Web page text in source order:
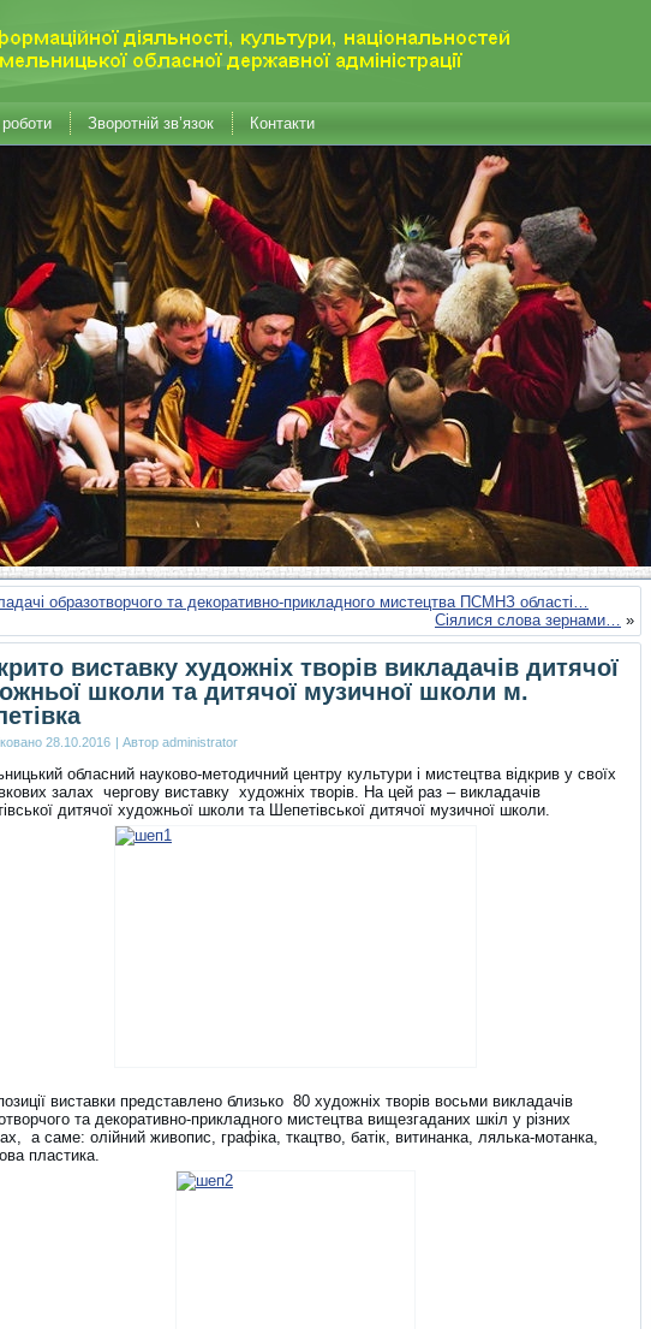
Зворотній зв’язок Контакти
образотворчого та декоративно-прикладного мистецтва ПСМНЗ області…
Сіялися слова зернами… »
виставку художніх творів викладачів дитячої
школи та дитячої музичної школи м.
28.10.2016 | Автор administrator
обласний науково-методичний центру культури і мистецтва відкрив у своїх
залах чергову виставку художніх творів. На цей раз – викладачів
дитячої художньої школи та Шепетівської дитячої музичної школи.
виставки представлено близько 80 художніх творів восьми викладачів
та декоративно-прикладного мистецтва вищезгаданих шкіл у різних
а саме: олійний живопис, графіка, ткацтво, батік, витинанка, лялька-мотанка,
пластика.